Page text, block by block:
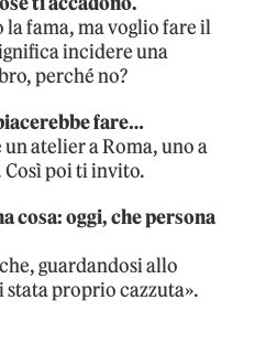
la fama, ma voglio fare il
incidere una
perché no?
fare…
atelier a Roma, uno a
Così poi ti invito.
cosa: oggi, che persona
guardandosi allo
stata proprio cazzuta».